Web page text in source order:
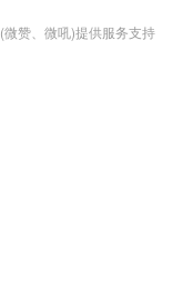
赞、微吼)提供服务支持